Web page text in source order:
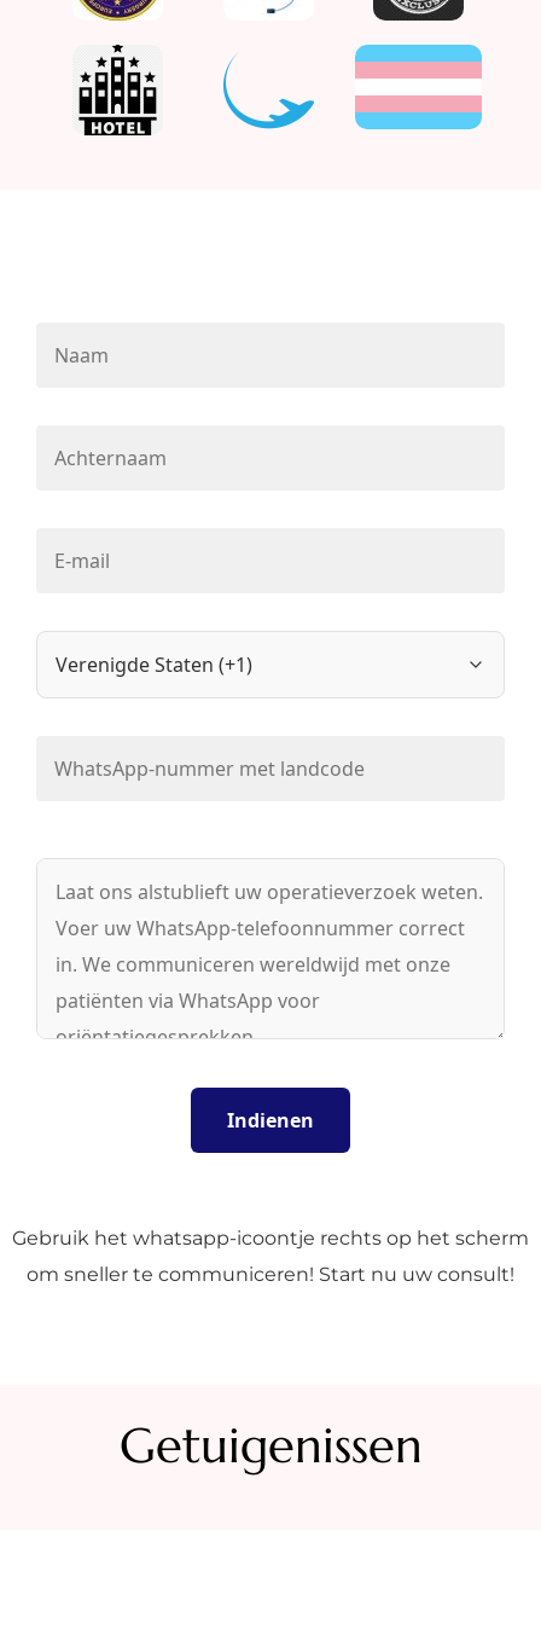
Gebruik het whatsapp-icoontje rechts op het scherm
om sneller te communiceren! Start nu uw consult!
Getuigenissen